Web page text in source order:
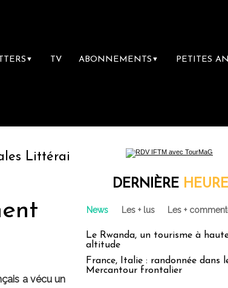
▼ TV ABONNEMENTS ▼ PETITES
la première librairie du voyage
a vécu un
DERNIÈRE HEURE
News Les + lus Les +
Le Rwanda, un tourisme à
altitude
France, Italie : randonnée dans
Mercantour frontalier